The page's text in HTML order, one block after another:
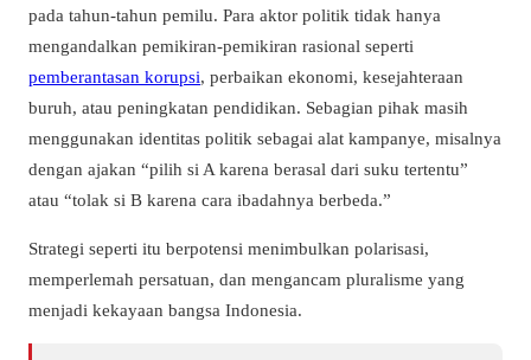
pada tahun-tahun pemilu. Para aktor politik tidak hanya
mengandalkan pemikiran-pemikiran rasional seperti
pemberantasan korupsi, perbaikan ekonomi, kesejahteraan
buruh, atau peningkatan pendidikan. Sebagian pihak masih
menggunakan identitas politik sebagai alat kampanye, misalnya
dengan ajakan “pilih si A karena berasal dari suku tertentu”
atau “tolak si B karena cara ibadahnya berbeda.”
Strategi seperti itu berpotensi menimbulkan polarisasi,
memperlemah persatuan, dan mengancam pluralisme yang
menjadi kekayaan bangsa Indonesia.